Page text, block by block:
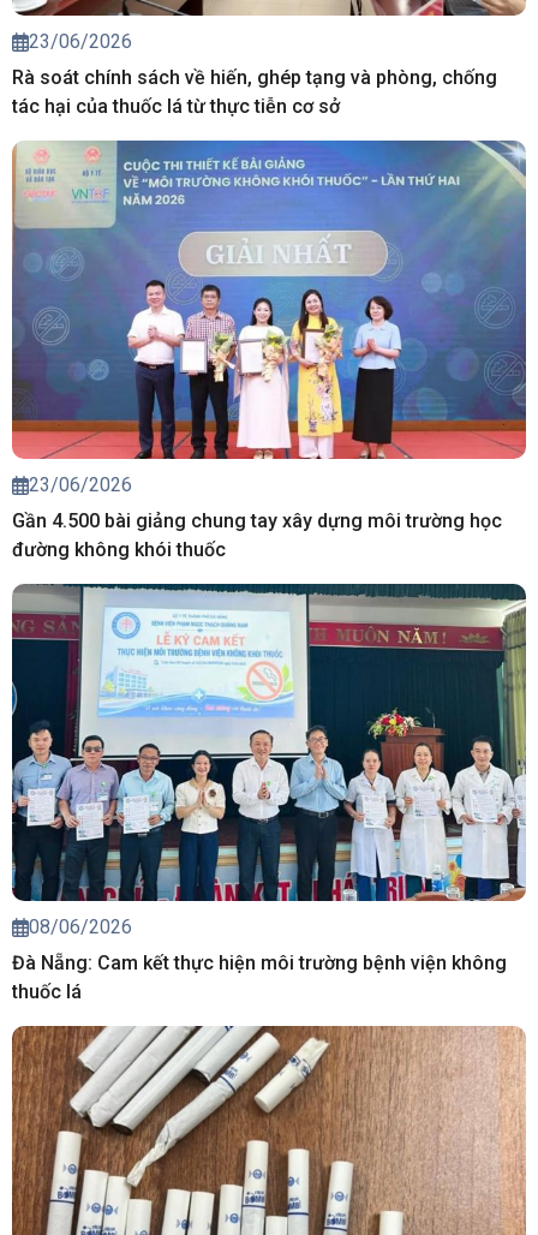
23/06/2026
Rà soát chính sách về hiến, ghép tạng và phòng, chống
tác hại của thuốc lá từ thực tiễn cơ sở
23/06/2026
Gần 4.500 bài giảng chung tay xây dựng môi trường học
đường không khói thuốc
08/06/2026
Đà Nẵng: Cam kết thực hiện môi trường bệnh viện không
thuốc lá